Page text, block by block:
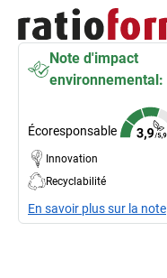
Note d'impact
environnemental:
Écoresponsable
Innovation
Recyclabilité
En savoir plus sur la note